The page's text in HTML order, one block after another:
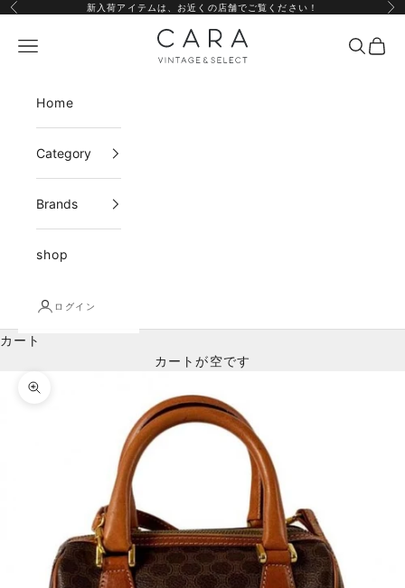
コンテンツへスキップ
前へ 新入荷アイテムは、 お近くの店舗でご覧ください！ 次
CARA vintage&select
メニュー 検索カー
Home
Category
Brands
shop
ログイン
カート
カートが空です
ズームイン